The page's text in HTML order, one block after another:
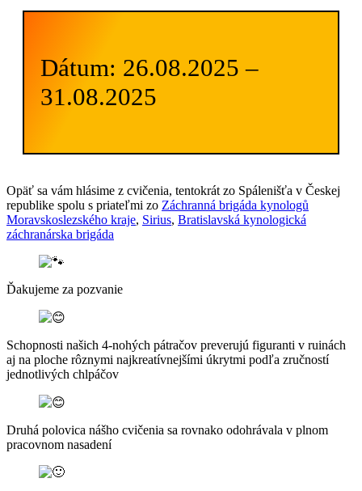
Dátum: 26.08.2025 –
31.08.2025
Opäť sa vám hlásime z cvičenia, tentokrát zo Spálenišťa v Českej
republike spolu s priateľmi zo Záchranná brigáda kynologů
Moravskoslezského kraje, Sirius, Bratislavská kynologická
záchranárska brigáda
Ďakujeme za pozvanie
Schopnosti našich 4-nohých pátračov preverujú figuranti v ruinách
aj na ploche rôznymi najkreatívnejšími úkrytmi podľa zručností
jednotlivých chlpáčov
Druhá polovica nášho cvičenia sa rovnako odohrávala v plnom
pracovnom nasadení